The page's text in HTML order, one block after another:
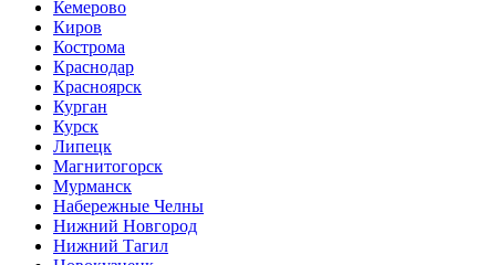
Кемерово
Киров
Кострома
Краснодар
Красноярск
Курган
Курск
Липецк
Магнитогорск
Мурманск
Набережные Челны
Нижний Новгород
Нижний Тагил